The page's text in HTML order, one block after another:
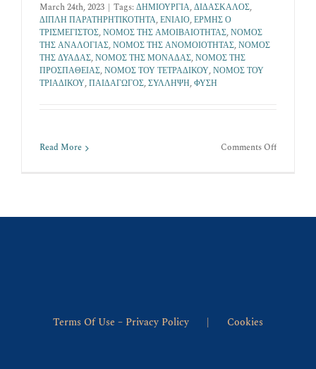
March 24th, 2023 | Tags: ΔΗΜΙΟΥΡΓΙΑ,ΔΙΔΑΣΚΑΛΟΣ,
ΔΙΠΛΗ ΠΑΡΑΤΗΡΗΤΙΚΟΤΗΤΑ,ΕΝΙΑΙΟ,ΕΡΜΗΣ Ο
ΤΡΙΣΜΕΓΙΣΤΟΣ,ΝΟΜΟΣ ΤΗΣ ΑΜΟΙΒΑΙΟΤΗΤΑΣ,ΝΟΜΟΣ
ΤΗΣ ΑΝΑΛΟΓΙΑΣ,ΝΟΜΟΣ ΤΗΣ ΑΝΟΜΟΙΟΤΗΤΑΣ,ΝΟΜΟΣ
ΤΗΣ ΔΥΑΔΑΣ,ΝΟΜΟΣ ΤΗΣ ΜΟΝΑΔΑΣ,ΝΟΜΟΣ ΤΗΣ
ΠΡΟΣΠΑΘΕΙΑΣ,ΝΟΜΟΣ ΤΟΥ ΤΕΤΡΑΔΙΚΟΥ,ΝΟΜΟΣ ΤΟΥ
ΤΡΙΑΔΙΚΟΥ,ΠΑΙΔΑΓΩΓΟΣ,ΣΥΛΛΗΨΗ,ΦΥΣΗ
Read More Comments Offon
Terms Of Use – Privacy Policy Cookies